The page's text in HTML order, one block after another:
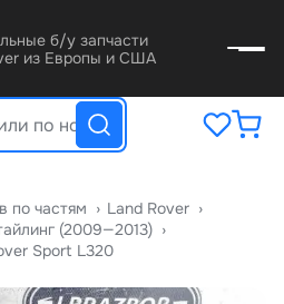
б/у запчасти
из Европы и США
по частям › Land Rover ›
(2009—2013) ›
Sport L320